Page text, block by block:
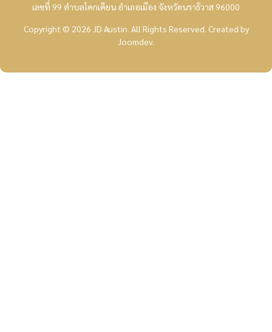
เลขที่ 99 ตำบลโคกเคียน อำเภอเมือง จังหวัดนราธิวาส 96000
Copyright © 2026 JD Austin. All Rights Reserved. Created by
Joomdev.